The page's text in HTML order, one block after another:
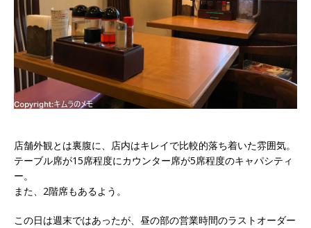
店舗外観とは裏腹に、店内はキレイで比較的落ち着いた雰囲気。
テーブル席が15席程度にカウンター席が5席程度のキャパシティ
ー。
また、2階席もあるよう。
この日は週末ではあったが、昼の部の営業時間のラストオーダー